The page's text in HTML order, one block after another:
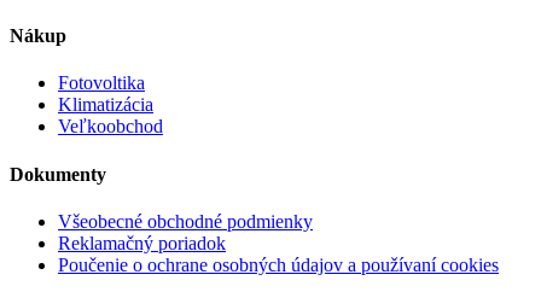
Nákup
Fotovoltika
Klimatizácia
Veľkoobchod
Dokumenty
Všeobecné obchodné podmienky
Reklamačný poriadok
Poučenie o ochrane osobných údajov a používaní cookies